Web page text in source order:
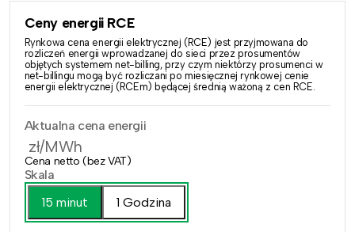
Ceny energii RCE
Rynkowa cena energii elektrycznej (RCE) jest przyjmowana do
rozliczeń energii wprowadzanej do sieci przez prosumentów
objętych systemem net-billing, przy czym niektórzy prosumenci w
net-billingu mogą być rozliczani po miesięcznej rynkowej cenie
energii elektrycznej (RCEm) będącej średnią ważoną z cen RCE.
Aktualna cena energii
zł/MWh
Cena netto (bez VAT)
Skala
15 minut
1 Godzina